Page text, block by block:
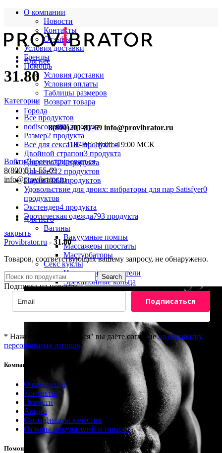
О компании
Новости
Контакты
Отзывы
Условия доставки
Бренды
Помощь
Условия доставки
Условия оплаты
Таблицы размеров
Возврат товара
Города
8(800)201-81-69 info@provibrator.ru
ПН-ВС 10:00 -19:00 МСК
Войти/Зарегистрироваться
8(800)511-55-69
info@provibrator.ru
Для нее
Для него
Вагины
Вакуумные помпы
Массажеры простаты
Мастурбаторы
Секс куклы
Насадки и удлинители
Эрекционные кольца
31.80
Категории
Все продуктов
nodiscount801 продукт
Размер2 продукта
Все для секса187 продуктов
Двойной страпон3 продукта
Для него324 продукта
Для нее712 продуктов
Парам1 068 продуктов
Удовольствие для двоих: вибраторы для пар Satisfyer0
продуктов
Экстендер4 продукта
Эротическая одежда793 продукта
закрыть
Provibrator.ru - 31.80
Товаров, соответствующих вашему запросу, не обнаружено.
Search
Подписка на новости
Подписаться
* Нажимая "Подписаться" вы даёте согласиена обработку
персональных данных
8(800)201-81-69
info@provibrator.ru
Компания
О компании
Контакты
Новости
Акции
Сертификаты качества
Отзывы покупателей о товарах
Помощь